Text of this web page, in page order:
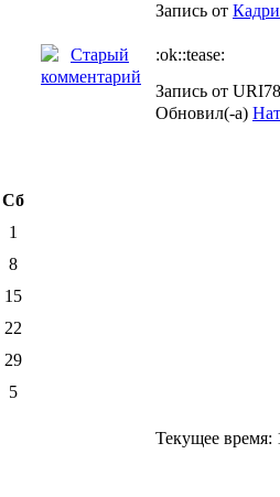
Запись от
:ok::tease:
Запись от
Обновил(-а)
Сб
1
8
15
22
29
5
Текущее время: